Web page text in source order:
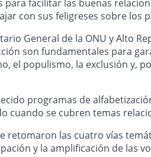
facilitar las buenas
con sus feligreses sobre
General de la ONU y Alto
son fundamentales para
el populismo, la exclusión y,
programas de
cuando se cubren temas
retomaron las cuatro vías
y la amplificación de las